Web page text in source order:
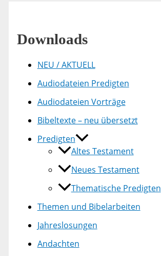
Downloads
NEU / AKTUELL
Audiodateien Predigten
Audiodateien Vorträge
Bibeltexte – neu übersetzt
Predigten
Altes Testament
Neues Testament
Thematische Predigten
Themen und Bibelarbeiten
Jahreslosungen
Andachten